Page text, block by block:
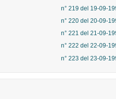
n° 219 del 19-09-
n° 220 del 20-09-
n° 221 del 21-09-
n° 222 del 22-09-
n° 223 del 23-09-